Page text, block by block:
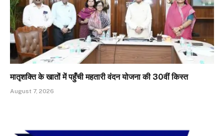
मातृशक्ति के खातों में पहुँची महतारी वंदन योजना की 30वीं किस्त
August 7, 2026